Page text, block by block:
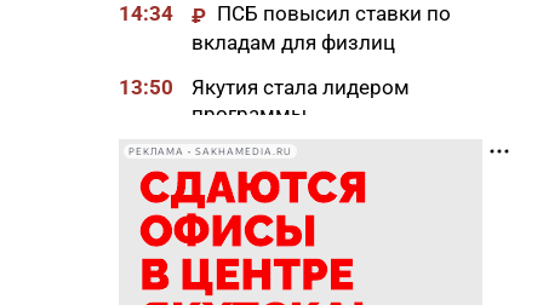
14:34
₽ ПСБ повысил ставки по
вкладам для физлиц
13:50
Якутия стала лидером
программы
итогам 2025 года
13:31
В Якутии реабилитацию
прошли более 1300
участников СВО и членов их
семей
РЕКЛАМА • SAKHAMEDIA.RU